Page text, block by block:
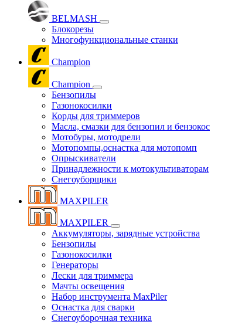
BELMASH
Блокорезы
Многофункциональные станки
Champion
Champion
Бензопилы
Газонокосилки
Корды для триммеров
Масла, смазки для бензопил и бензокос
Мотобуры, мотодрели
Мотопомпы,оснастка для мотопомп
Опрыскиватели
Принадлежности к мотокультиваторам
Снегоуборщики
MAXPILER
MAXPILER
Аккумуляторы, зарядные устройства
Бензопилы
Газонокосилки
Генераторы
Лески для триммера
Мачты освещения
Набор инструмента MaxPiler
Оснастка для сварки
Снегоуборочная техника